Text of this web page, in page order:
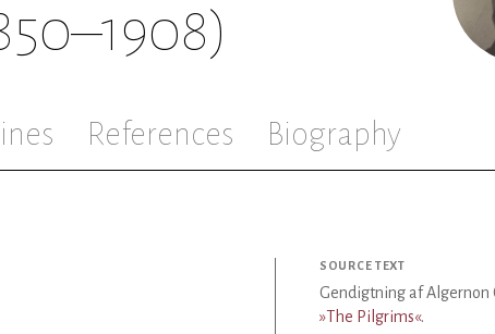
References Biography
SOURCE TEXT
Gendigtning af Algernon
»The Pilgrims«.